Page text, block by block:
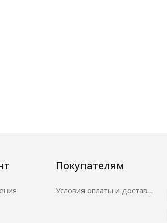
Покупателям
Условия оплаты и доставки